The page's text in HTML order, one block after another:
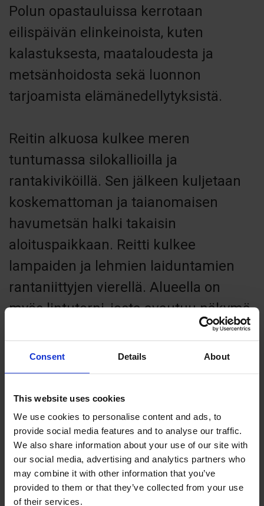
Consent Details About
This website uses cookies
We use cookies to personalise content and ads, to
provide social media features and to analyse our traffic.
We also share information about your use of our site with
our social media, advertising and analytics partners who
may combine it with other information that you’ve
provided to them or that they’ve collected from your use
of their services.
Polun opastauluissa kerrotaan
eilispäivän elinkeinoista, kuten
kalastuksesta, maataloudesta ja
metsänhoidosta sekä luonnon
tarjoamista elämänedellytyksistä.
Reitin alkuosa kulkee meren
tuntumassa silokallioilla ja
rantakiviköillä. Sen jälkeen kuljetaan
koskemattoman ja taianomaisen
havumetsän halki takaisin
aloituspaikkaan. Reitti kulkee
lampaiden ja lehmien laiduntamien
rantaniittyjen vierellä. Alueella on
myös lintutorni, josta avautuu näkymä
merenselän yli Kökariin. Linnusto on
rikas ja alueella pesii merikotkia.
Nauti luonnosta! Ota muistoksi vain
valokuvia, jätä vain jalanjälkesi.
Pituus: 4 km
Sijainti: Föglö
Maasto: Keskivaikea, vaihteleva maasto, kallioita ja metsää.
Opasteet: Valkopäiset tolpat ja valkoiset kivet.